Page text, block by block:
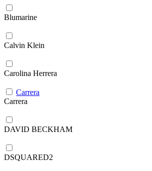
Blumarine
Calvin Klein
Carolina Herrera
Carrera
Carrera
DAVID BECKHAM
DSQUARED2